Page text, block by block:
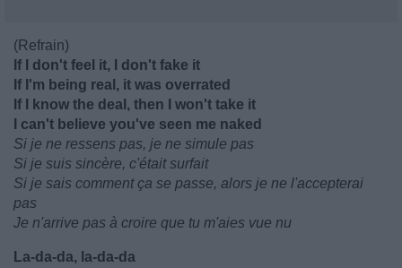
(Refrain)
If I don't feel it, I don't fake it
If I'm being real, it was overrated
If I know the deal, then I won't take it
I can't believe you've seen me naked
Si je ne ressens pas, je ne simule pas
Si je suis sincère, c'était surfait
Si je sais comment ça se passe, alors je ne l'accepterai
pas
Je n'arrive pas à croire que tu m'aies vue nu
La-da-da, la-da-da